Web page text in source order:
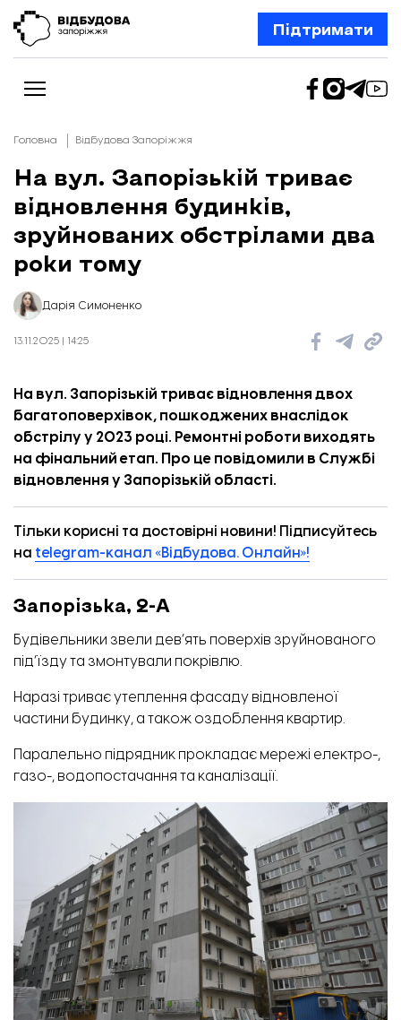
Підтримати
Новини
Відбудова Запоріжжя
Ексклюзив
Бізнес
Шлях додому
Колонки
Про нас
Редакційна політика
Головна Відбудова Запоріжжя
На вул. Запорізькій триває
відновлення будинків,
зруйнованих обстрілами два
роки тому
Дарія Симоненко
13.11.2025 | 14:25
На вул. Запорізькій триває відновлення двох
багатоповерхівок, пошкоджених внаслідок
обстрілу у 2023 році. Ремонтні роботи виходять
на фінальний етап. Про це повідомили в Службі
відновлення у Запорізькій області.
Тільки корисні та достовірні новини! Підписуйтесь
на telegram-канал «Відбудова. Онлайн»!
Запорізька, 2-А
Будівельники звели дев’ять поверхів зруйнованого
під’їзду та змонтували покрівлю.
Наразі триває утеплення фасаду відновленої
частини будинку, а також оздоблення квартир.
Паралельно підрядник прокладає мережі електро-,
газо-, водопостачання та каналізації.